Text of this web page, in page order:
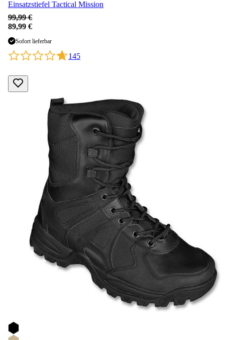
Einsatzstiefel Tactical Mission
99,99 €
89,99 €
Sofort lieferbar
145